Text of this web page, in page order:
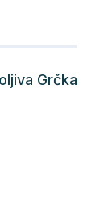
Grčka